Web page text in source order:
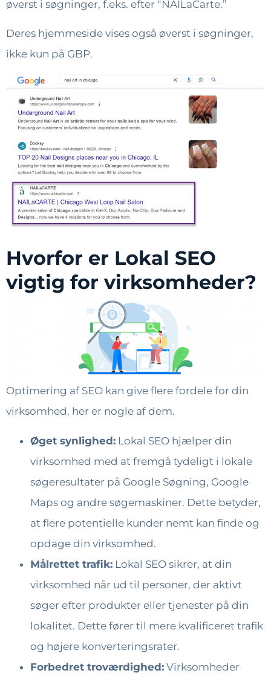
øverst i søgninger, f.eks. efter “NAILaCarte.”
Deres hjemmeside vises også øverst i søgninger,
ikke kun på GBP.
Hvorfor er Lokal SEO
vigtig for virksomheder?
Optimering af SEO kan give flere fordele for din
virksomhed, her er nogle af dem.
Øget synlighed: Lokal SEO hjælper din
virksomhed med at fremgå tydeligt i lokale
søgeresultater på Google Søgning, Google
Maps og andre søgemaskiner. Dette betyder,
at flere potentielle kunder nemt kan finde og
opdage din virksomhed.
Målrettet trafik: Lokal SEO sikrer, at din
virksomhed når ud til personer, der aktivt
søger efter produkter eller tjenester på din
lokalitet. Dette fører til mere kvalificeret trafik
og højere konverteringsrater.
Forbedret troværdighed: Virksomheder